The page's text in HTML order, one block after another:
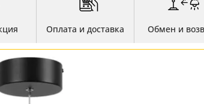
Белые
Бронза
Золото
Прозрачные
Хром
Черные
Оплата и доставка Обмен и